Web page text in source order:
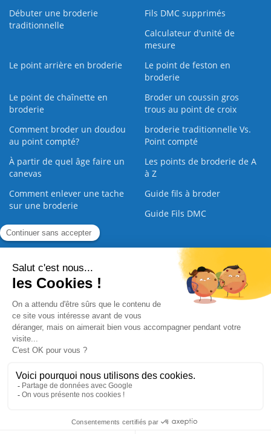
Débuter une broderie
traditionnelle
Fils DMC supprimés
Calculateur d'unité de
mesure
Le point arrière en broderie
Le point de feston en
broderie
Le point de chaînette en
broderie
Broder un coussin gros
trous au point de croix
Comment broder un doudou
au point compté?
broderie traditionnelle Vs.
Point compté
À partir de quel âge faire un
canevas
Les points de broderie de A
à Z
Comment enlever une tache
sur une broderie
Guide fils à broder
Guide Fils DMC
Guide de la Broderie
Commande Papier Qui sommes nous Nous contacter |
Paiement sécurisé
2008 - 2026 © CreaMagic. ALL Rights Reserved.